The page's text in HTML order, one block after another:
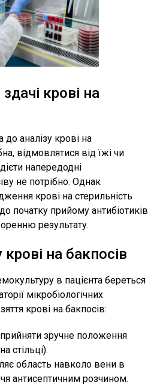
крові на
до аналізу крові на
відмовлятися від їжі чи
напередодні
не потрібно. Однак
крові на стерильність
початку прийому антибіотиків
результату.
на бакпосів
в пацієнта береться
мікробіологічних
крові на бакпосів:
зручне положення
стільці).
область навколо вени в
антисептичним розчином.